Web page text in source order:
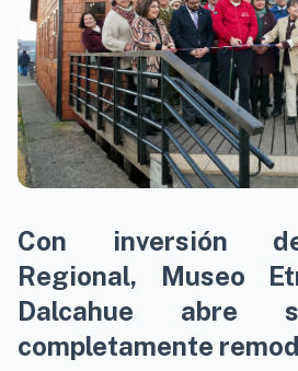
Con inversión
Regional, Museo
Dalcahue abre
completamente